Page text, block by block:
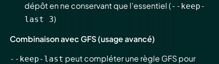
dépôt en ne conservant que l’essentiel (--keep-
last 3)
Combinaison avec GFS (usage avancé)
--keep-last peut compléter une règle GFS pour